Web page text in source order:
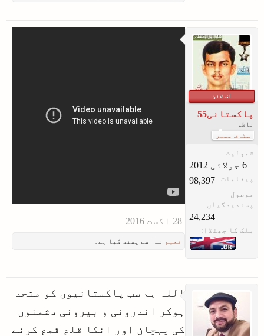
آف لائن
پاکستانی55
ناظم
سٹاف ممبر
شمولیت:
پیغامات: 98,397
موصول
پسندیدگیاں:
24,234
ملک کا جھنڈا:
نعیم نے اسے پسند کیا ہے۔
اللہ ہم سب پاکستانیوں کو متحد
ہوکر اندرونی و بیرونی دشمنوں
کی پہچان اور انکا قلع قمع کرنے